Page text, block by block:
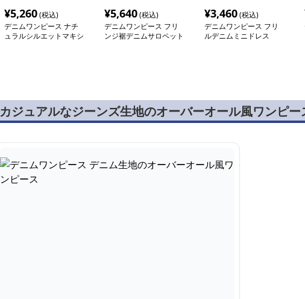
¥5,260(税込)
デニムワンピース ナチ
ュラルシルエットマキシ
¥5,640(税込)
デニムワンピース フリ
ンジ裾デニムサロペット
¥3,460(税込)
デニムワンピース フリ
ルデニムミニドレス
カジュアルなジーンズ生地のオーバーオール風ワンピー